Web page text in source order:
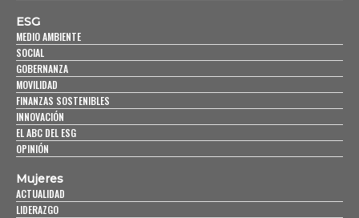
ESG
MEDIO AMBIENTE
SOCIAL
GOBERNANZA
MOVILIDAD
FINANZAS SOSTENIBLES
INNOVACIÓN
EL ABC DEL ESG
OPINIÓN
Mujeres
ACTUALIDAD
LIDERAZGO